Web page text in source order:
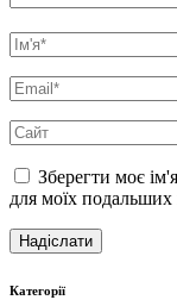
Зберегти моє
для моїх подальших
Категорії